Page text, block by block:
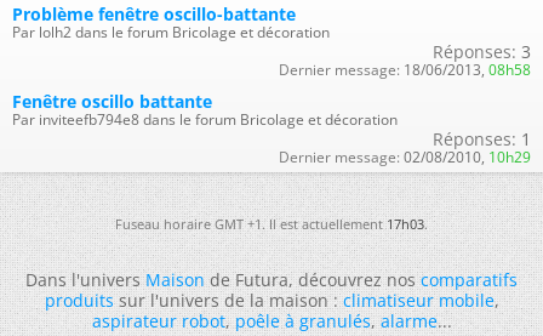
Problème fenêtre oscillo-battante
Par lolh2 dans le forum Bricolage et décoration
Réponses: 3
Dernier message: 18/06/2013, 08h58
Fenêtre oscillo battante
Par inviteefb794e8 dans le forum Bricolage et décoration
Réponses: 1
Dernier message: 02/08/2010, 10h29
Fuseau horaire GMT +1. Il est actuellement17h03.
Dans l'universMaisonde Futura, découvrez noscomparatifs
produitssur l'univers de la maison :climatiseur mobile,
aspirateur robot,poêle à granulés,alarme...